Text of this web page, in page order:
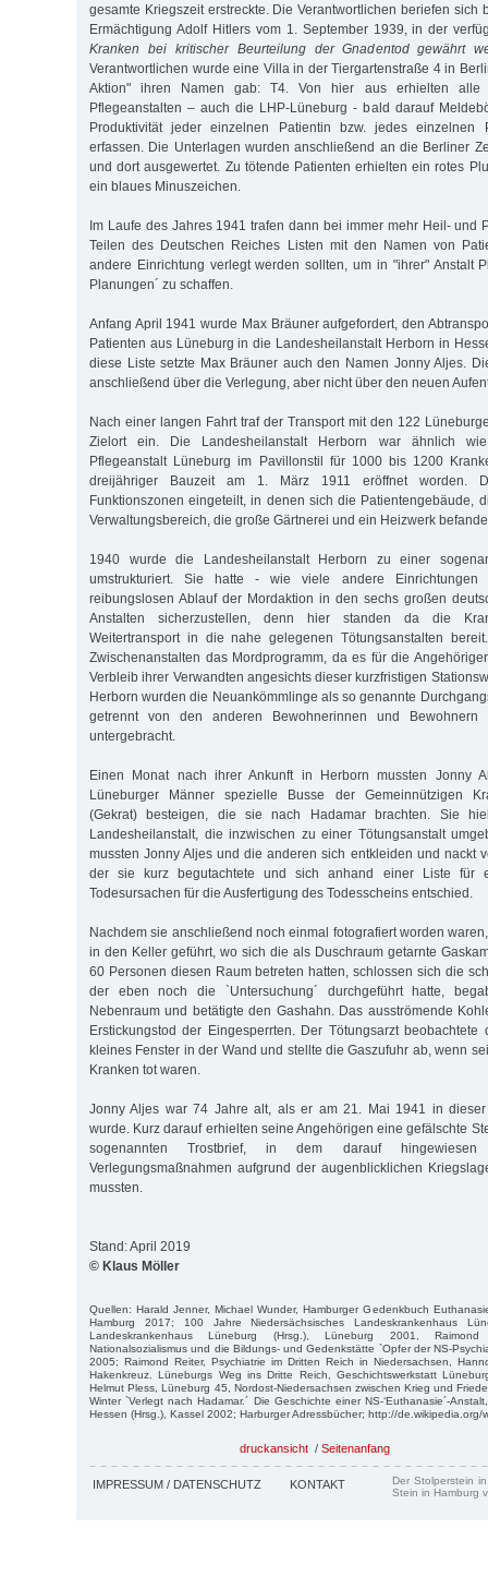
gesamte Kriegszeit erstreckte. Die Verantwortlichen beriefen sich
Ermächtigung Adolf Hitlers vom 1. September 1939, in der
Kranken bei kritischer Beurteilung der Gnadentod gewährt
Verantwortlichen wurde eine Villa in der Tiergartenstraße 4 in
Aktion" ihren Namen gab: T4. Von hier aus erhielten alle
Pflegeanstalten – auch die LHP-Lüneburg - bald darauf
Produktivität jeder einzelnen Patientin bzw. jedes einzelnen
erfassen. Die Unterlagen wurden anschließend an die Berliner
und dort ausgewertet. Zu tötende Patienten erhielten ein rotes
ein blaues Minuszeichen.
Im Laufe des Jahres 1941 trafen dann bei immer mehr Heil- und
Teilen des Deutschen Reiches Listen mit den Namen von
andere Einrichtung verlegt werden sollten, um in "ihrer" Anstalt
Planungen´ zu schaffen.
Anfang April 1941 wurde Max Bräuner aufgefordert, den
Patienten aus Lüneburg in die Landesheilanstalt Herborn in
diese Liste setzte Max Bräuner auch den Namen Jonny Aljes.
anschließend über die Verlegung, aber nicht über den neuen
Nach einer langen Fahrt traf der Transport mit den 122
Zielort ein. Die Landesheilanstalt Herborn war ähnlich
Pflegeanstalt Lüneburg im Pavillonstil für 1000 bis 1200
dreijähriger Bauzeit am 1. März 1911 eröffnet worden.
Funktionszonen eingeteilt, in denen sich die Patientengebäude,
Verwaltungsbereich, die große Gärtnerei und ein Heizwerk
1940 wurde die Landesheilanstalt Herborn zu einer
umstrukturiert. Sie hatte - wie viele andere
reibungslosen Ablauf der Mordaktion in den sechs großen
Anstalten sicherzustellen, denn hier standen da die
Weitertransport in die nahe gelegenen Tötungsanstalten
Zwischenanstalten das Mordprogramm, da es für die
Verbleib ihrer Verwandten angesichts dieser kurzfristigen
Herborn wurden die Neuankömmlinge als so genannte
getrennt von den anderen Bewohnerinnen und Bewohnern
untergebracht.
Einen Monat nach ihrer Ankunft in Herborn mussten Jonny
Lüneburger Männer spezielle Busse der Gemeinnützigen
(Gekrat) besteigen, die sie nach Hadamar brachten. Sie
Landesheilanstalt, die inzwischen zu einer Tötungsanstalt
mussten Jonny Aljes und die anderen sich entkleiden und nackt
der sie kurz begutachtete und sich anhand einer Liste für
Todesursachen für die Ausfertigung des Todesscheins entschied.
Nachdem sie anschließend noch einmal fotografiert worden
in den Keller geführt, wo sich die als Duschraum getarnte
60 Personen diesen Raum betreten hatten, schlossen sich die
der eben noch die `Untersuchung´ durchgeführt hatte,
Nebenraum und betätigte den Gashahn. Das ausströmende
Erstickungstod der Eingesperrten. Der Tötungsarzt
kleines Fenster in der Wand und stellte die Gaszufuhr ab, wenn
Kranken tot waren.
Jonny Aljes war 74 Jahre alt, als er am 21. Mai 1941 in dieser
wurde. Kurz darauf erhielten seine Angehörigen eine gefälschte
sogenannten Trostbrief, in dem darauf
Verlegungsmaßnahmen aufgrund der augenblicklichen
mussten.
Stand: April 2019
© Klaus Möller
Quellen: Harald Jenner, Michael Wunder, Hamburger Gedenkbuch
Hamburg 2017; 100 Jahre Niedersächsisches Landeskrankenhaus
Landeskrankenhaus Lüneburg (Hrsg.), Lüneburg 2001,
Nationalsozialismus und die Bildungs- und Gedenkstätte `Opfer der NS-
2005; Raimond Reiter, Psychiatrie im Dritten Reich in Niedersachsen,
Hakenkreuz. Lüneburgs Weg ins Dritte Reich, Geschichtswerkstatt
Helmut Pless, Lüneburg 45, Nordost-Niedersachsen zwischen Krieg und
Winter `Verlegt nach Hadamar.´ Die Geschichte einer NS-‘Euthanasie´-
Hessen (Hrsg.), Kassel 2002; Harburger Adressbücher; http://de.wikipedia.org/
druckansicht / Seitenanfang
IMPRESSUM / DATENSCHUTZ KONTAKT
Der Stolperstein
Stein in Hamburg